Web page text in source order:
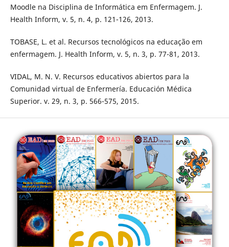
Moodle na Disciplina de Informática em Enfermagem. J.
Health Inform, v. 5, n. 4, p. 121-126, 2013.
TOBASE, L. et al. Recursos tecnológicos na educação em
enfermagem. J. Health Inform, v. 5, n. 3, p. 77-81, 2013.
VIDAL, M. N. V. Recursos educativos abiertos para la
Comunidad virtual de Enfermerí­a. Educación Médica
Superior. v. 29, n. 3, p. 566-575, 2015.